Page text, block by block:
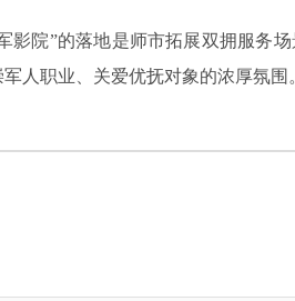
影院”的落地是师市拓展双拥服务
人职业、关爱优抚对象的浓厚氛围